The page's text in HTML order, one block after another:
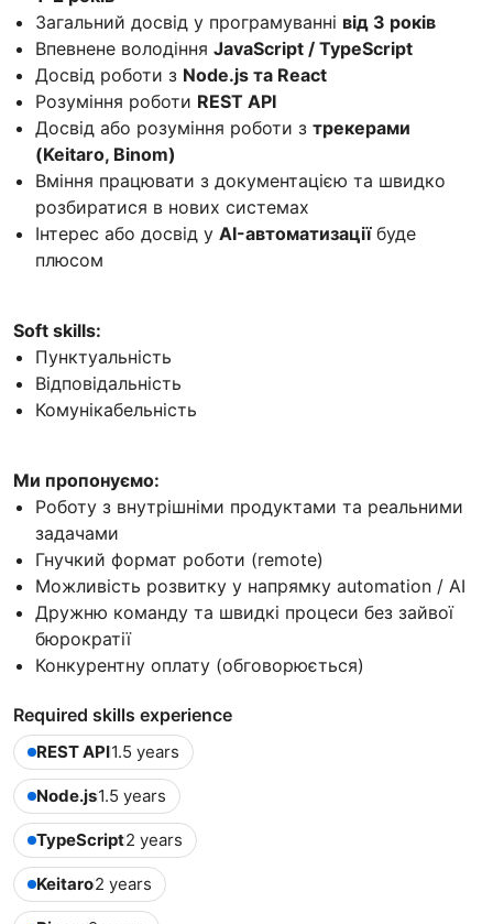
Загальний досвід у програмуванні від 3 років
Впевнене володіння JavaScript / TypeScript
Досвід роботи з Node.js та React
Розуміння роботи REST API
Досвід або розуміння роботи з трекерами
(Keitaro, Binom)
Вміння працювати з документацією та швидко
розбиратися в нових системах
Інтерес або досвід у AI-автоматизаціїбуде
плюсом
Soft skills:
Пунктуальність
Відповідальність
Комунікабельність
Ми пропонуємо:
Роботу з внутрішніми продуктами та реальними
задачами
Гнучкий формат роботи (remote)
Можливість розвитку у напрямку automation / AI
Дружню команду та швидкі процеси без зайвої
бюрократії
Конкурентну оплату (обговорюється)
Required skills experience
REST API1.5 years
Node.js1.5 years
TypeScript2 years
Keitaro2 years